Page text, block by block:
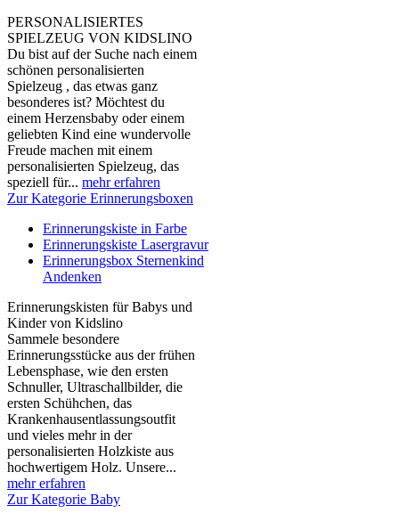
PERSONALISIERTES
SPIELZEUG VON KIDSLINO
Du bist auf der Suche nach einem
schönen personalisierten
Spielzeug , das etwas ganz
besonderes ist? Möchtest du
einem Herzensbaby oder einem
geliebten Kind eine wundervolle
Freude machen mit einem
personalisierten Spielzeug, das
speziell für... mehr erfahren
Zur Kategorie Erinnerungsboxen
Erinnerungskiste in Farbe
Erinnerungskiste Lasergravur
Erinnerungsbox Sternenkind
Andenken
Erinnerungskisten für Babys und
Kinder von Kidslino
Sammele besondere
Erinnerungsstücke aus der frühen
Lebensphase, wie den ersten
Schnuller, Ultraschallbilder, die
ersten Schühchen, das
Krankenhausentlassungsoutfit
und vieles mehr in der
personalisierten Holzkiste aus
hochwertigem Holz. Unsere...
mehr erfahren
Zur Kategorie Baby